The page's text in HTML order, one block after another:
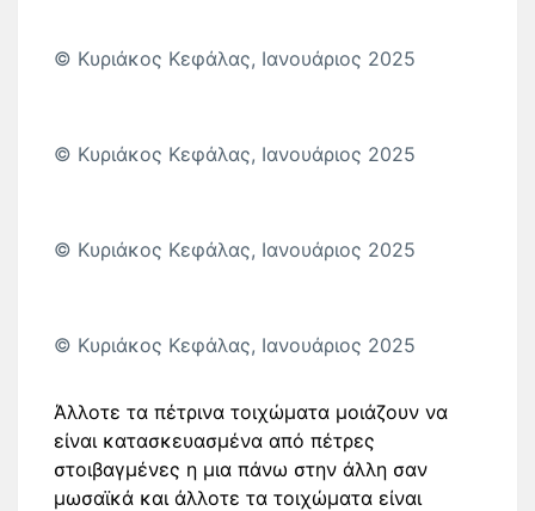
© Κυριάκος Κεφάλας, Ιανουάριος 2025
© Κυριάκος Κεφάλας, Ιανουάριος 2025
© Κυριάκος Κεφάλας, Ιανουάριος 2025
© Κυριάκος Κεφάλας, Ιανουάριος 2025
Άλλοτε τα πέτρινα τοιχώματα μοιάζουν να
είναι κατασκευασμένα από πέτρες
στοιβαγμένες η μια πάνω στην άλλη σαν
μωσαϊκά και άλλοτε τα τοιχώματα είναι